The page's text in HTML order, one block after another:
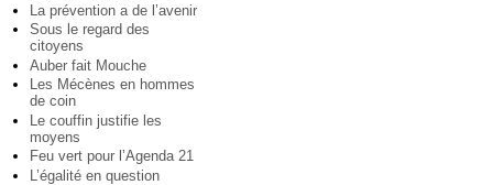
La prévention a de l’avenir
Sous le regard des
citoyens
Auber fait Mouche
Les Mécènes en hommes
de coin
Le couffin justifie les
moyens
Feu vert pour l’Agenda 21
L’égalité en question